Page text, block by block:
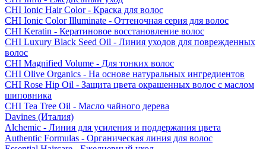
CHI Ionic Hair Color - Краска для волос
CHI Ionic Color Illuminate - Оттеночная серия для волос
CHI Keratin - Кератиновое восстановление волос
CHI Luxury Black Seed Oil - Линия уходов для поврежденных
волос
CHI Magnified Volume - Для тонких волос
CHI Olive Organics - На основе натуральных ингредиентов
CHI Rose Hip Oil - Защита цвета окрашенных волос с маслом
шиповника
CHI Tea Tree Oil - Масло чайного дерева
Davines (Италия)
Alchemic - Линия для усиления и поддержания цвета
Authentic Formulas - Органическая линия для волос